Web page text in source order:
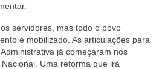
servidores, mas todo o povo
e mobilizado. As articulações para
já começaram nos
Uma reforma que irá